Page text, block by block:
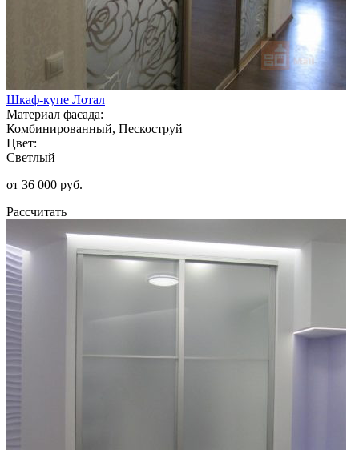
Шкаф-купе Лотал
Материал фасада:
Комбинированный, Пескоструй
Цвет:
Светлый
от 36 000 руб.
Рассчитать